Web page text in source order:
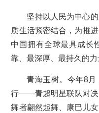
坚持以人民为中心
质生活紧密结合，为推
中国拥有全球最具成长
靠、最深厚、最持久的力
青海玉树。今年8
行——青超明星联队对决
舞者翩然起舞、康巴儿